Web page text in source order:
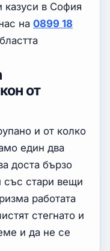
в София
на 0899 18
от
и от колко
един два
доста бързо
със стари вещи
работата
стегнато и
и да не се